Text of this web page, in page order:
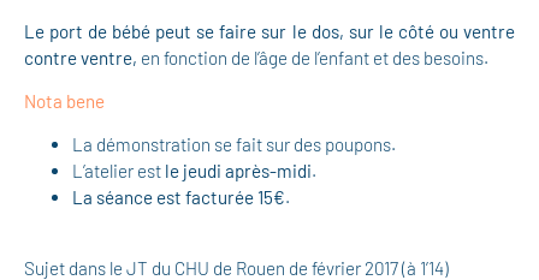
Le port de bébé peut se faire sur le dos, sur le côté ou ventre
contre ventre, en fonction de l’âge de l’enfant et des besoins.
Nota bene
La démonstration se fait sur des poupons.
L’atelier est le jeudi après-midi.
La séance est facturée 15€.
Sujet dans le JT du CHU de Rouen de février 2017 (à 1’14)